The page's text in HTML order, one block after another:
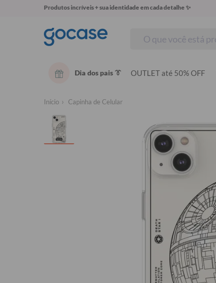
Produtos incríveis + sua identidade em cada detalhe ✨
Dia dos pais 👔 OUTLET até 50% OFF
Início Capinha de Celular